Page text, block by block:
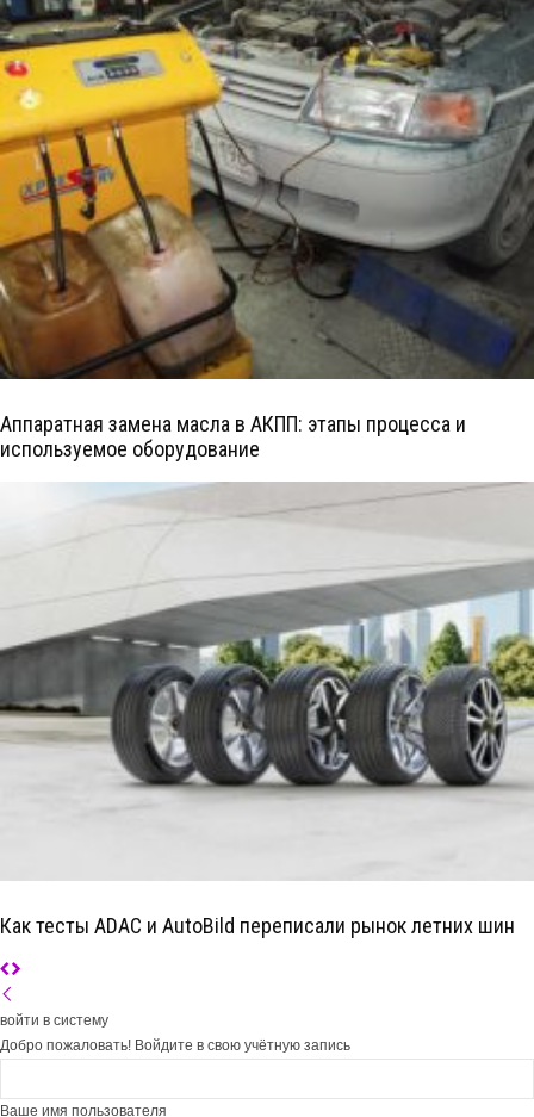
Аппаратная замена масла в АКПП: этапы процесса и
используемое оборудование
Как тесты ADAC и AutoBild переписали рынок летних шин
войти в систему
Добро пожаловать! Войдите в свою учётную запись
Ваше имя пользователя